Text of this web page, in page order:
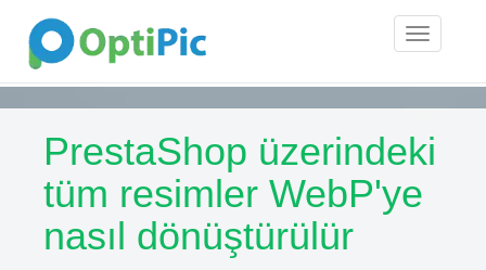
Toggle
PrestaShop üzerindeki
tüm resimler WebP'ye
nasıl dönüştürülür